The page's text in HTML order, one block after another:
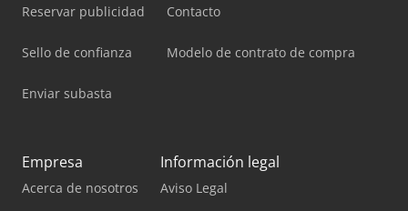
Reservar publicidad
Sello de confianza
Enviar subasta
Contacto
Modelo de contrato de compra
Empresa
Acerca de nosotros
Información legal
Aviso Legal